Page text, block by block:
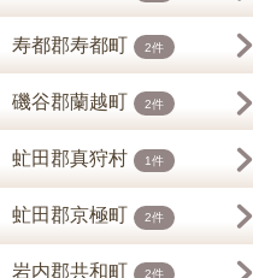
寿都郡寿都町 2件
磯谷郡蘭越町 2件
虻田郡真狩村 1件
虻田郡京極町 2件
岩内郡共和町 2件